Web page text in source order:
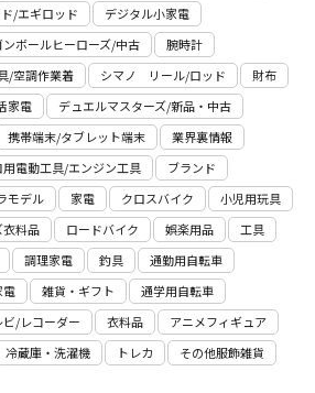
/エギロッド
デジタル小家電
ンボールヒーローズ/中古
腕時計
/空調作業着 シマノ リール/ロッド
財布
家電
デュエルマスターズ/新品・中古
携帯端末/タブレット端末
業界裏情報
用電動⼯具/エンジン⼯具
ブランド
モデル 家電 クロスバイク
小児用玩具
衣料品 ロードバイク 娯楽用品
工具
調理家電 釣具
通勤用自転車
電 雑貨・ギフト
通学用自転車
ビ/レコーダー 衣料品
アニメフィギュア
冷蔵庫・洗濯機 トレカ
その他服飾雑貨